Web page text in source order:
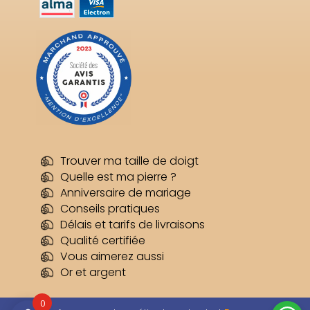
Trouver ma taille de doigt
Quelle est ma pierre ?
Anniversaire de mariage
Conseils pratiques
Délais et tarifs de livraisons
Qualité certifiée
Vous aimerez aussi
Or et argent
0